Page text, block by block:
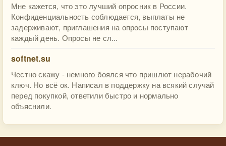
Мне кажется, что это лучший опросник в России.
Конфиденциальность соблюдается, выплаты не
задерживают, приглашения на опросы поступают
каждый день. Опросы не сл...
softnet.su
Честно скажу - немного боялся что пришлют нерабочий
ключ. Но всё ок. Написал в поддержку на всякий случай
перед покупкой, ответили быстро и нормально
объяснили.